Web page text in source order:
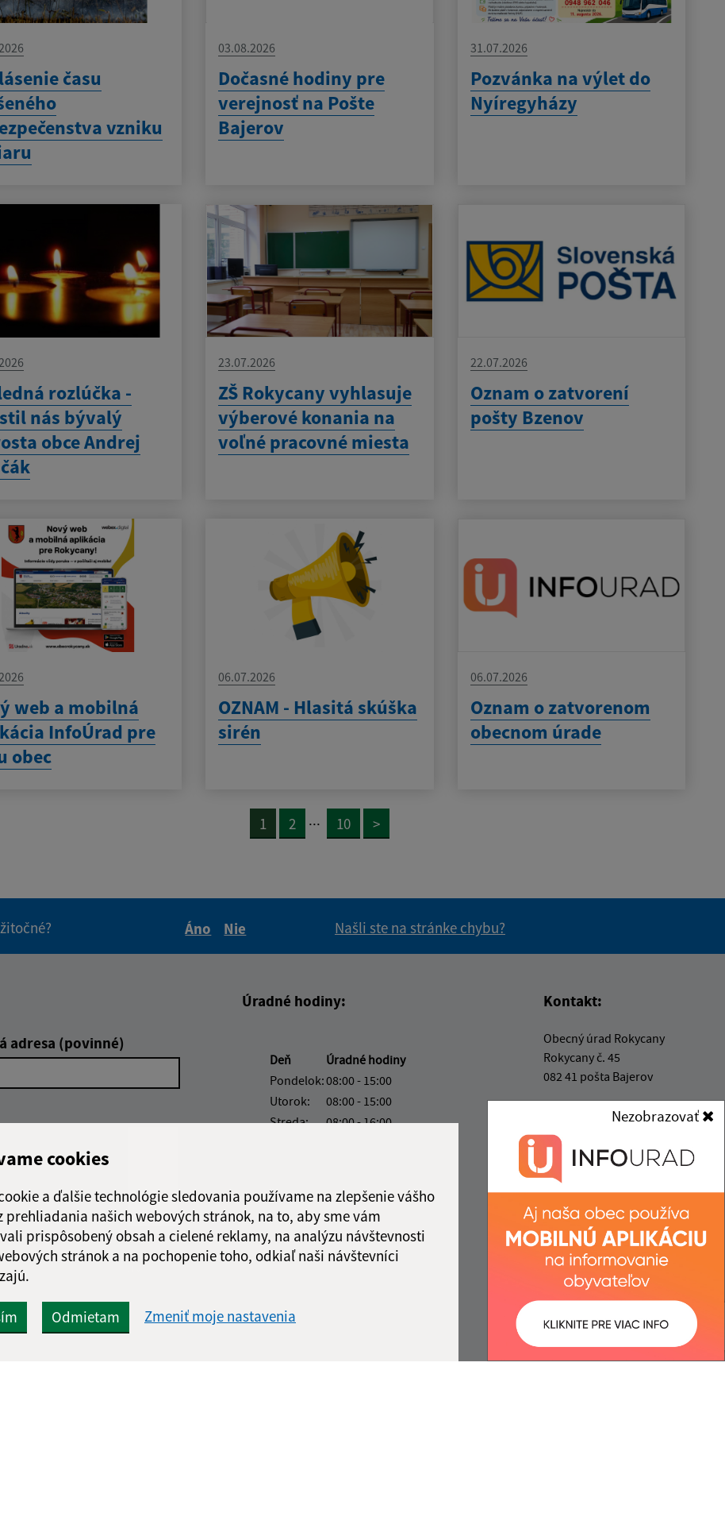
cookies
a ďalšie technológie sledovania používame na zlepšenie vášho
prehliadania našich webových stránok, na to, aby sme vám
prispôsobený obsah a cielené reklamy, na analýzu návštevnosti
stránok a na pochopenie toho, odkiaľ naši návštevníci
Odmietam Zmeniť moje nastavenia
Nezobrazovať
času
vzniku
03.08.2026
Dočasné hodiny pre
verejnosť na Pošte
Bajerov
31.07.2026
Pozvánka na výlet do
Nyíregyházy
rozlúčka -
nás bývalý
obce Andrej
23.07.2026
ZŠ Rokycany vyhlasuje
výberové konania na
voľné pracovné miesta
22.07.2026
Oznam o zatvorení
pošty Bzenov
web a mobilná
InfoÚrad pre
obec
06.07.2026
OZNAM - Hlasitá skúška
sirén
06.07.2026
Oznam o zatvorenom
obecnom úrade
1 2 ... 10 >
Áno
Nie
Našli ste na stránke chybu?
adresa (povinné)
Google reCaptcha Response
Odoslať správu
Úradné hodiny:
Deň
Úradné hodiny
Pondelok:08:00 - 15:00
Utorok:
08:00 - 15:00
Streda:
08:00 - 16:00
Kontakt:
Obecný úrad Rokycany
Rokycany č. 45
082 41 pošta Bajerov
info@obecrokycany.sk
+421 911 531 394
IČO: 00327701